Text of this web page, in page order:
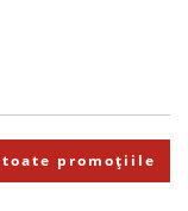
toate promoțiile